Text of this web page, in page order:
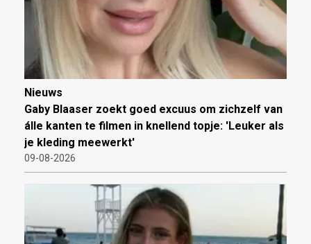
Nieuws
Gaby Blaaser zoekt goed excuus om zichzelf van
álle kanten te filmen in knellend topje: 'Leuker als
je kleding meewerkt'
09-08-2026